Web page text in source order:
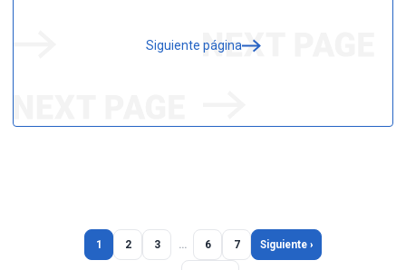
Siguiente página
1 2 3 … 6 7 Siguiente ›